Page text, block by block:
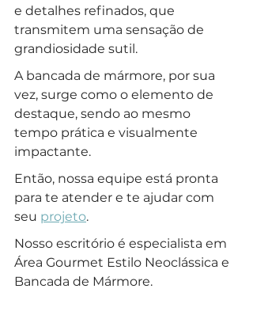
e detalhes refinados, que
transmitem uma sensação de
grandiosidade sutil.
A bancada de mármore, por sua
vez, surge como o elemento de
destaque, sendo ao mesmo
tempo prática e visualmente
impactante.
Então, nossa equipe está pronta
para te atender e te ajudar com
seu projeto.
Nosso escritório é especialista em
Área Gourmet Estilo Neoclássica e
Bancada de Mármore.